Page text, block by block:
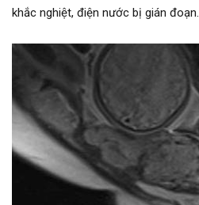
khắc nghiệt, điện nước bị gián đoạn.